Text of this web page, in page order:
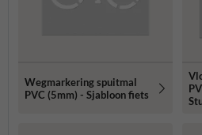
Wegmarkering spuitmal
PVC (5mm) - Sjabloon fiets